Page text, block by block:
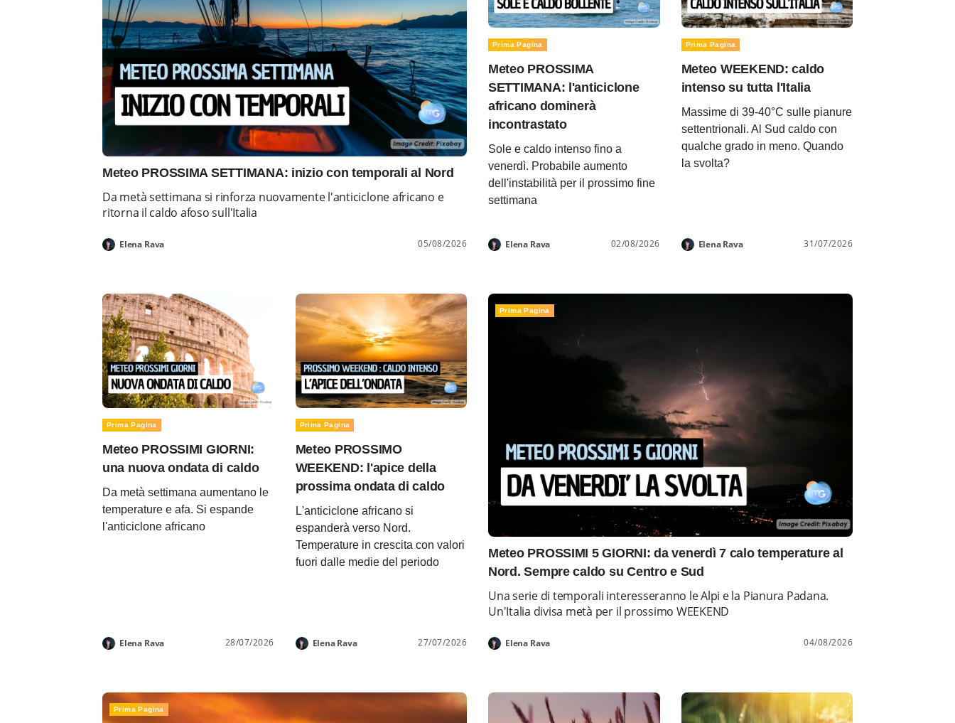
Meteo PROSSIMA SETTIMANA: inizio con temporali al Nord
Da metà settimana si rinforza nuovamente l'anticiclone africano e
ritorna il caldo afoso sull'Italia
Elena Rava 05/08/2026
Prima Pagina
Meteo PROSSIMA
SETTIMANA: l'anticiclone
africano dominerà
incontrastato
Sole e caldo intenso fino a
venerdì. Probabile aumento
dell'instabilità per il prossimo fine
settimana
Elena Rava 02/08/2026
Prima Pagina
Meteo WEEKEND: caldo
intenso su tutta l'Italia
Massime di 39-40°C sulle pianure
settentrionali. Al Sud caldo con
qualche grado in meno. Quando
la svolta?
Elena Rava 31/07/2026
Prima Pagina
Meteo PROSSIMI GIORNI:
una nuova ondata di caldo
Da metà settimana aumentano le
temperature e afa. Si espande
l'anticiclone africano
Elena Rava 28/07/2026
Prima Pagina
Meteo PROSSIMO
WEEKEND: l'apice della
prossima ondata di caldo
L'anticiclone africano si
espanderà verso Nord.
Temperature in crescita con valori
fuori dalle medie del periodo
Elena Rava 27/07/2026
Prima Pagina
Meteo PROSSIMI 5 GIORNI: da venerdì 7 calo temperature al
Nord. Sempre caldo su Centro e Sud
Una serie di temporali interesseranno le Alpi e la Pianura Padana.
Un'Italia divisa metà per il prossimo WEEKEND
Elena Rava 04/08/2026
Prima Pagina